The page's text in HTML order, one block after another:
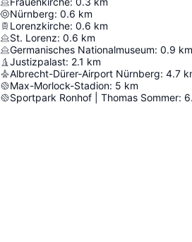
Nürnberg: 0.6 km
Lorenzkirche: 0.6 km
St. Lorenz: 0.6 km
Germanisches Nationalmuseum: 0.9 km
Justizpalast: 2.1 km
Albrecht-Dürer-Airport Nürnberg: 4.7
Max-Morlock-Stadion: 5 km
Sportpark Ronhof | Thomas Sommer: